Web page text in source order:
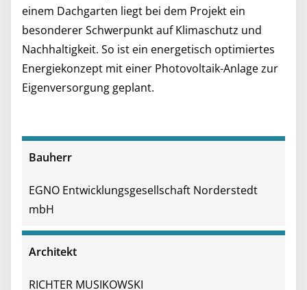
einem Dachgarten liegt bei dem Projekt ein
besonderer Schwerpunkt auf Klimaschutz und
Nachhaltigkeit. So ist ein energetisch optimiertes
Energiekonzept mit einer Photovoltaik-Anlage zur
Eigenversorgung geplant.
Bauherr
EGNO Entwicklungsgesellschaft Norderstedt
mbH
Architekt
RICHTER MUSIKOWSKI